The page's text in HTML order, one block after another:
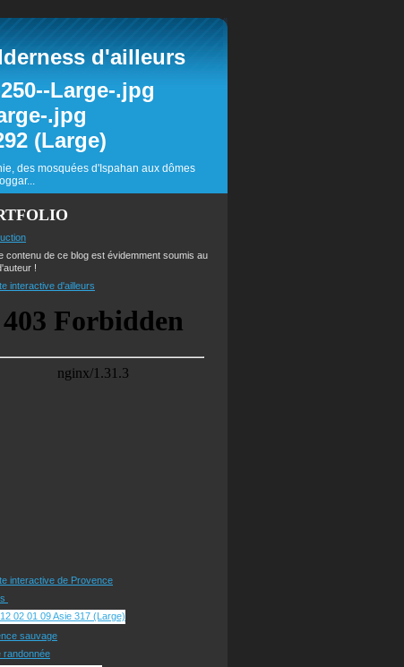
d'ailleurs
des mosquées d'Ispahan aux dômes
contenu de ce blog est évidemment soumis au
!
interactive d'ailleurs
interactive de Provence
sauvage
randonnée